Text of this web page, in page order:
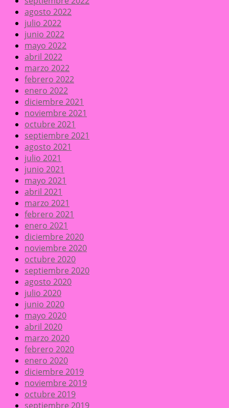
agosto 2022
julio 2022
junio 2022
mayo 2022
abril 2022
marzo 2022
febrero 2022
enero 2022
diciembre 2021
noviembre 2021
octubre 2021
septiembre 2021
agosto 2021
julio 2021
junio 2021
mayo 2021
abril 2021
marzo 2021
febrero 2021
enero 2021
diciembre 2020
noviembre 2020
octubre 2020
septiembre 2020
agosto 2020
julio 2020
junio 2020
mayo 2020
abril 2020
marzo 2020
febrero 2020
enero 2020
diciembre 2019
noviembre 2019
octubre 2019
septiembre 2019